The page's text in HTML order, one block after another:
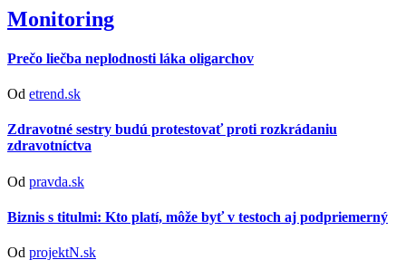
Monitoring
Prečo liečba neplodnosti láka oligarchov
Od etrend.sk
Zdravotné sestry budú protestovať proti rozkrádaniu
zdravotníctva
Od pravda.sk
Biznis s titulmi: Kto platí, môže byť v testoch aj podpriemerný
Od projektN.sk